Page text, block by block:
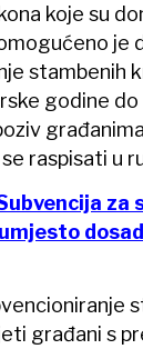
koje su
je
stambenih
godine
raspisati u
građani s